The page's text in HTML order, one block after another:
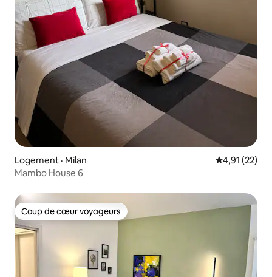
Logement · Milan Note
4,91 (22)
Mambo House 6
Coup de cœur voyageurs
Coup de cœur voyageurs